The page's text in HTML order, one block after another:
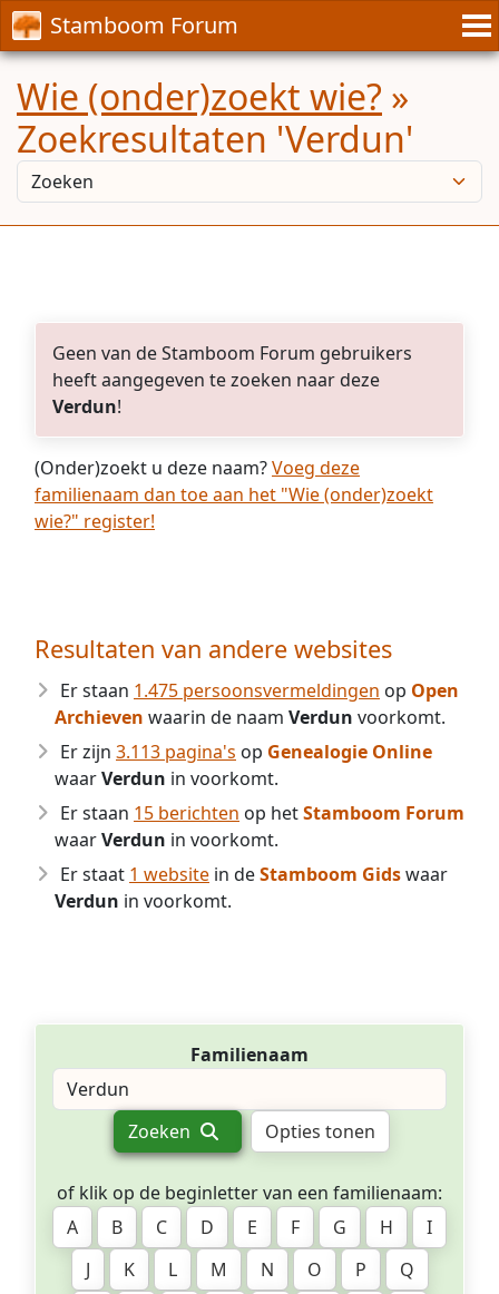
Stamboom Forum
Wie (onder)zoekt wie? »
Zoekresultaten 'Verdun'
Geen van de Stamboom Forum gebruikers
heeft aangegeven te zoeken naar deze
Verdun!
(Onder)zoekt u deze naam?Voeg deze
familienaam dan toe aan het "Wie (onder)zoekt
wie?" register!
Resultaten van andere websites
Er staan 1.475 persoonsvermeldingen op Open
Archieven waarin de naam Verdun voorkomt.
Er zijn 3.113 pagina's op Genealogie Online
waarVerdun in voorkomt.
Er staan 15 berichten op hetStamboom Forum
waarVerdun in voorkomt.
Er staat 1 website in deStamboom Gidswaar
Verdun in voorkomt.
Familienaam
Zoeken Opties tonen
of klik op de beginletter van een familienaam:
A
B C D E F G H
I
J
K L M N O P
Q